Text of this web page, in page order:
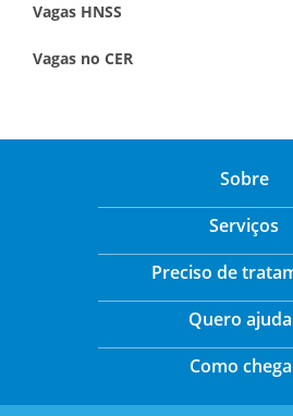
Vagas HNSS
Vagas no CER
Sobre
Serviços
Preciso de
Quero
Como